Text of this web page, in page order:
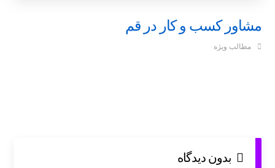
مشاور کسب و کار در قم
مطالب ویژه
بدون دیدگاه